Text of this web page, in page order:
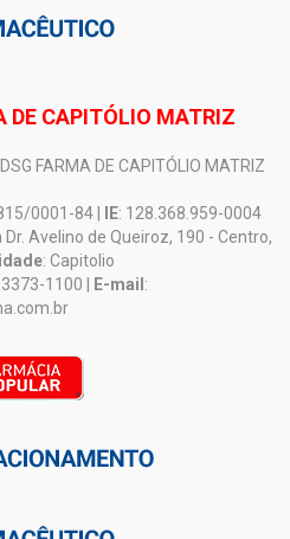
DE CAPITÓLIO MATRIZ
FARMA DE CAPITÓLIO MATRIZ
0001-84 | IE: 128.368.959-0004
Dr. Avelino de Queiroz, 190 - Centro,
: Capitolio
1100 | E-mail :